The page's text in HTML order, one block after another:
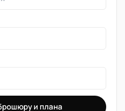
и плана